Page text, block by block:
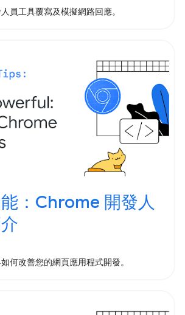
員工具覆寫及模擬網路回應。
：Chrome 開發人
何改善您的網頁應用程式開發。